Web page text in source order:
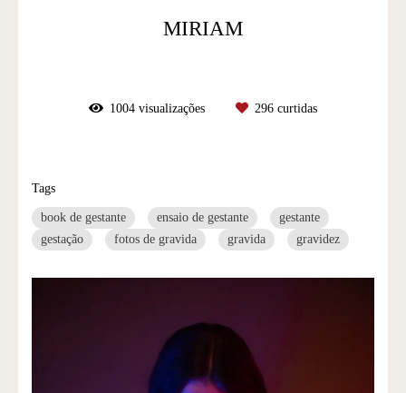
MIRIAM
1004 visualizações 296 curtidas
Tags
book de gestante ensaio de gestante
gestante
gestação
fotos de gravida gravida gravidez